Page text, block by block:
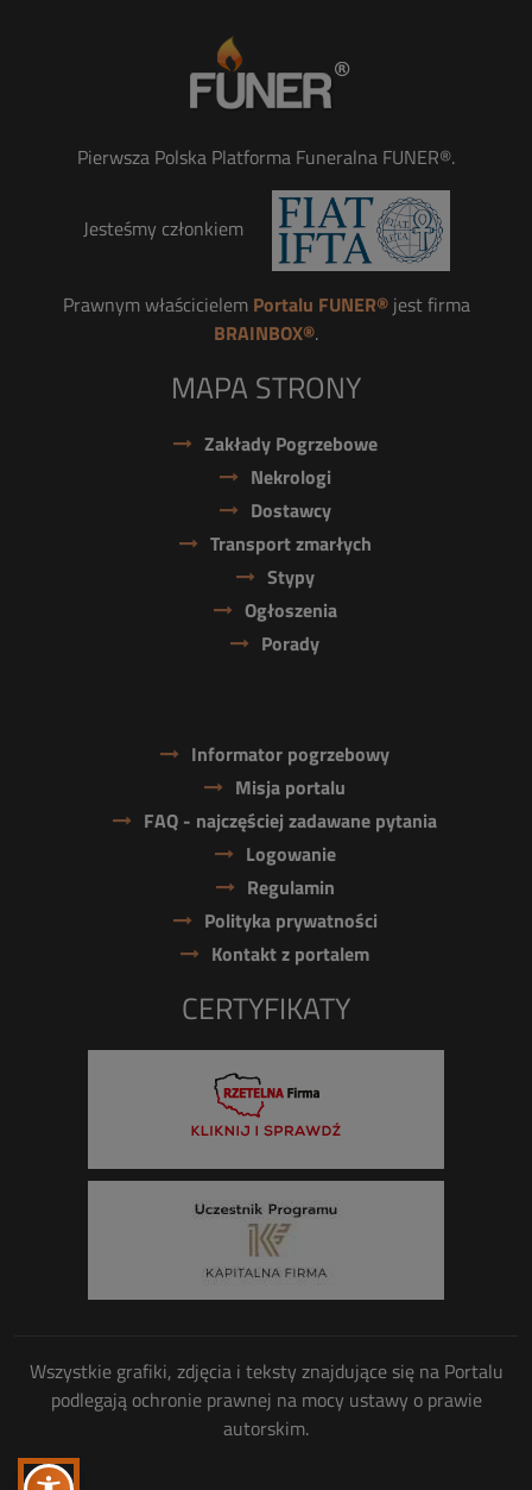
Pierwsza Polska Platforma Funeralna FUNER®.
Jesteśmy członkiem
Prawnym właścicielem Portalu FUNER®jest firma
BRAINBOX®.
MAPA STRONY
Zakłady Pogrzebowe
Nekrologi
Dostawcy
Transport zmarłych
Stypy
Ogłoszenia
Porady
Informator pogrzebowy
Misja portalu
FAQ - najczęściej zadawane pytania
Logowanie
Regulamin
Polityka prywatności
Kontakt z portalem
CERTYFIKATY
Wszystkie grafiki, zdjęcia i teksty znajdujące się na Portalu
podlegają ochronie prawnej na mocy ustawy o prawie
autorskim.